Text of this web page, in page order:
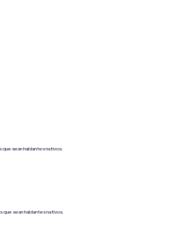
sean hablantes nativos.
sean hablantes nativos.